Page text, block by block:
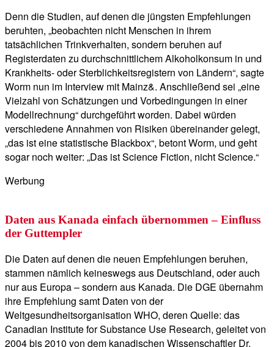
Denn die Studien, auf denen die jüngsten Empfehlungen
beruhten, „beobachten nicht Menschen in ihrem
tatsächlichen Trinkverhalten, sondern beruhen auf
Registerdaten zu durchschnittlichem Alkoholkonsum in und
Krankheits- oder Sterblichkeitsregistern von Ländern“, sagte
Worm nun im Interview mit Mainz&. Anschließend sei „eine
Vielzahl von Schätzungen und Vorbedingungen in einer
Modellrechnung“ durchgeführt worden. Dabei würden
verschiedene Annahmen von Risiken übereinander gelegt,
„das ist eine statistische Blackbox“, betont Worm, und geht
sogar noch weiter: „Das ist Science Fiction, nicht Science.“
Werbung
Daten aus Kanada einfach übernommen – Einfluss
der Guttempler
Die Daten auf denen die neuen Empfehlungen beruhen,
stammen nämlich keineswegs aus Deutschland, oder auch
nur aus Europa – sondern aus Kanada. Die DGE übernahm
ihre Empfehlung samt Daten von der
Weltgesundheitsorganisation WHO, deren Quelle: das
Canadian Institute for Substance Use Research, geleitet von
2004 bis 2010 von dem kanadischen Wissenschaftler Dr.